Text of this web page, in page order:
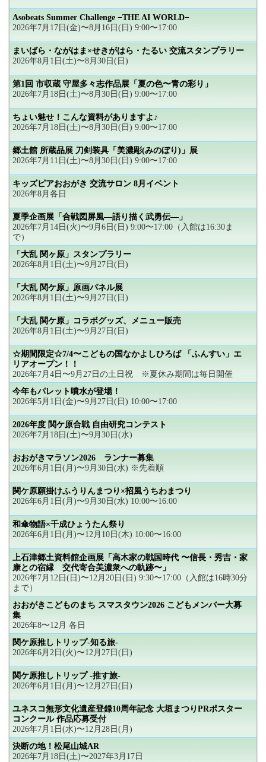
Asobeats Summer Challenge −THE AI WORLD−
2026年7月17日(金)〜8月16日(日) 9:00〜17:00
まいばら・ながはま×せきがはら・たるい 交流スタンプラリー
2026年8月1日(土)〜8月30日(日)
第1回 市収蔵 守屋多々志作品展「夏の色〜青の彩り」
2026年7月18日(土)〜8月30日(日) 9:00〜17:00
ちょい魅せ！こんな資料がありますよ♪
2026年7月18日(土)〜8月30日(日) 9:00〜17:00
郷土館 所蔵品展 刀剣装具「美濃彫(みのぼり)」展
2026年7月11日(土)〜8月30日(日) 9:00〜17:00
キッズピアおおがき 交流サロン 8月イベント
2026年8月各日
夏季企画展「合戦図屏風―語り描く武勇伝―」
2026年7月14日(火)〜9月6日(日) 9:00〜17:00（入館は16:30ま
で）
「大乱 関ヶ原」スタンプラリー
2026年8月1日(土)〜9月27日(日)
「大乱 関ケ原」原画パネル展
2026年8月1日(土)〜9月27日(日)
「大乱 関ケ原」コラボグッズ、メニュー販売
2026年8月1日(土)〜9月27日(日)
☆期間限定☆7/4〜こどもの国なかよしひろば 「ふんすい」エ
リアオープン！！
2026年7月4日〜9月27日の土日祝 ※夏休み期間は毎日開催
今年もパレット噴水が登場！
2026年5月1日(金)〜9月27日(日) 10:00〜17:00
2026年度 関ケ原合戦 自由研究コンテスト
2026年7月18日(土)〜9月30日(水)
おおがきマラソン2026 ランナー募集
2026年6月1日(月)〜9月30日(水) ※先着順
関ケ原願掛けふうりんまつり×招風うちわまつり
2026年6月1日(月)〜9月30日(水) 10:00〜16:00
和傘物語×千成ひょうたん祭り
2026年6月1日(月)〜12月10日(木) 10:00〜16:00
上石津郷土資料館企画展「高木家の戦国時代 〜信長・秀吉・家
康との宿縁 交代寄合美濃衆への軌跡〜」
2026年7月12日(日)〜12月20日(日) 9:30〜17:00（入館は16時30分
まで）
おおがきこどものまち スマスタウン2026 こどもメンバー大募
集
2026年8〜12月 各日
関ケ原推しトリップ-知る旅-
2026年6月2日(火)〜12月27日(日)
関ケ原推しトリップ -推す旅-
2026年6月1日(月)〜12月27日(日)
ユネスコ無形文化遺産登録10周年記念 大垣まつりPRポスター
コンクール 作品応募受付
2026年7月1日(水)〜12月28日(月)
決断の地！松尾山城AR
2026年7月18日(土)〜2027年3月17日